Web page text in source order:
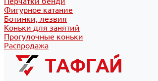
Фигурное катание
Ботинки, лезвия
Коньки для занятий
Прогулочные коньки
Распродажа